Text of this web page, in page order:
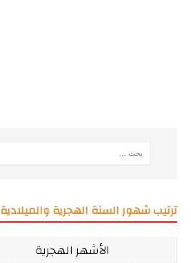
ترتيب شهور السنة الهجرية والميلادية
الأشهر الهجرية